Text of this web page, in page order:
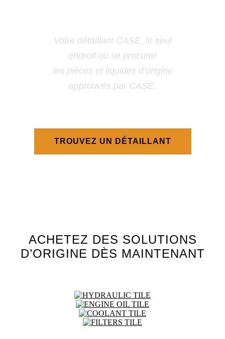
Votre détaillant CASE, le seul
endroit où se procurer
les pièces et liquides d’origine
approuvés par CASE.
TROUVEZ UN DÉTAILLANT
ACHETEZ DES SOLUTIONS
D’ORIGINE DÈS MAINTENANT